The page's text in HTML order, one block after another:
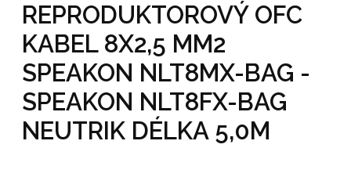
REPRODUKTOROVÝ OFC
KABEL 8X2,5 MM2
SPEAKON NLT8MX-BAG -
SPEAKON NLT8FX-BAG
NEUTRIK DÉLKA 5,0M